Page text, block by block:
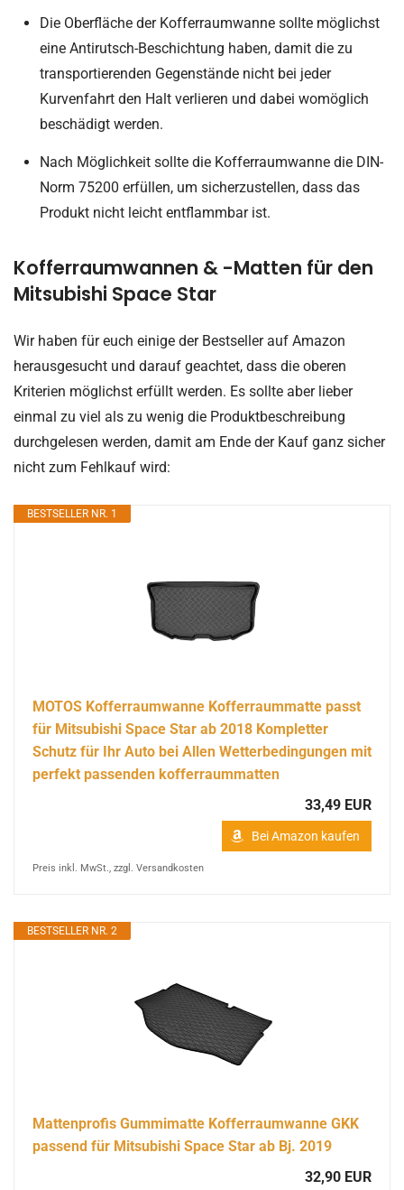
Die Oberfläche der Kofferraumwanne sollte möglichst
eine Antirutsch-Beschichtung haben, damit die zu
transportierenden Gegenstände nicht bei jeder
Kurvenfahrt den Halt verlieren und dabei womöglich
beschädigt werden.
Nach Möglichkeit sollte die Kofferraumwanne die DIN-
Norm 75200 erfüllen, um sicherzustellen, dass das
Produkt nicht leicht entflammbar ist.
Kofferraumwannen & -Matten für den
Mitsubishi Space Star
Wir haben für euch einige der Bestseller auf Amazon
herausgesucht und darauf geachtet, dass die oberen
Kriterien möglichst erfüllt werden. Es sollte aber lieber
einmal zu viel als zu wenig die Produktbeschreibung
durchgelesen werden, damit am Ende der Kauf ganz sicher
nicht zum Fehlkauf wird:
BESTSELLER NR. 1
MOTOS Kofferraumwanne Kofferraummatte passt
für Mitsubishi Space Star ab 2018 Kompletter
Schutz für Ihr Auto bei Allen Wetterbedingungen mit
perfekt passenden kofferraummatten
33,49 EUR
Bei Amazon kaufen
Preis inkl. MwSt., zzgl. Versandkosten
BESTSELLER NR. 2
Mattenprofis Gummimatte Kofferraumwanne GKK
passend für Mitsubishi Space Star ab Bj. 2019
32,90 EUR